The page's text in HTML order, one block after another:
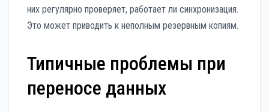
них регулярно проверяет, работает ли синхронизация.
Это может приводить к неполным резервным копиям.
Типичные проблемы при
переносе данных